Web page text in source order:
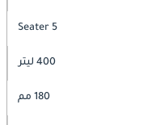
5 Seater
400 ليتر
180 مم